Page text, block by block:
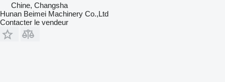
Chine, Changsha
Hunan Beimei Machinery Co.,Ltd
Contacter le vendeur